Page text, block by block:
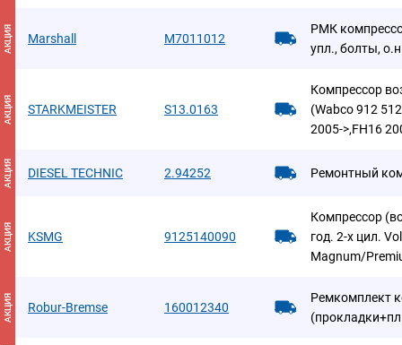
АКЦИЯ Marshall M7011012
РМК
упл., болты,
АКЦИЯ STARKMEISTER S13.0163
Компрессор
(Wabco 912
2005->,FH16
АКЦИЯ DIESEL TECHNIC 2.94252 Ремонтный
АКЦИЯ KSMG 9125140090
Компрессор
год. 2-х цил.
Magnum/
АКЦИЯ Robur-Bremse 160012340
Ремкомплект